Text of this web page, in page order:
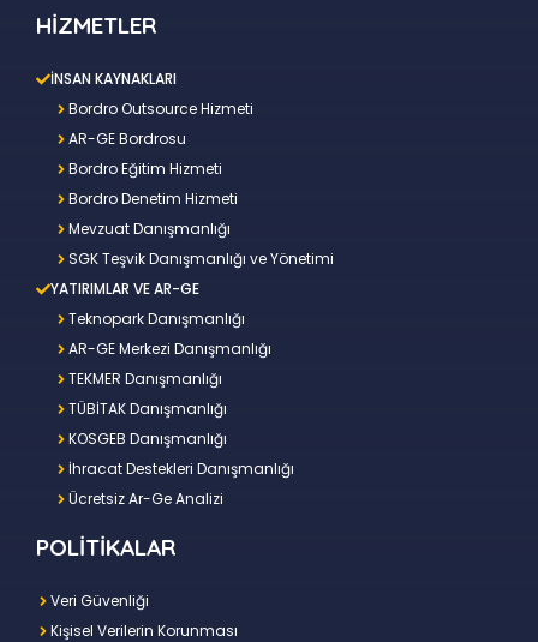
HİZMETLER
İNSAN KAYNAKLARI
Bordro Outsource Hizmeti
AR-GE Bordrosu
Bordro Eğitim Hizmeti
Bordro Denetim Hizmeti
Mevzuat Danışmanlığı
SGK Teşvik Danışmanlığı ve Yönetimi
YATIRIMLAR VE AR-GE
Teknopark Danışmanlığı
AR-GE Merkezi Danışmanlığı
TEKMER Danışmanlığı
TÜBİTAK Danışmanlığı
KOSGEB Danışmanlığı
İhracat Destekleri Danışmanlığı
Ücretsiz Ar-Ge Analizi
POLİTİKALAR
Veri Güvenliği
Kişisel Verilerin Korunması